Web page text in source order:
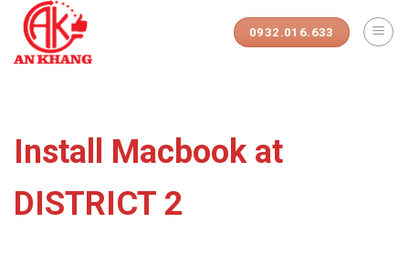
Skip
content
0932.016.633
Install Macbook at
DISTRICT 2